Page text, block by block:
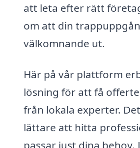
att leta efter rätt
om att din
välkomnande ut.
Här på vår plattform
lösning för att få
från lokala experter.
lättare att hitta